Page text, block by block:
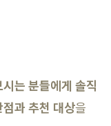
는 분들에게 솔직
과 추천 대상을